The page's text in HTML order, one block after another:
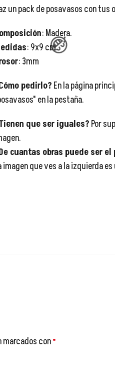
un pack de posavasos con tus
: Madera.
: 9x9 cm.
: 3mm
pedirlo? En la página
en la pestaña.
que ser iguales? Por
cuantas obras puede ser el
imagen que ves a la izquierda
marcados con*